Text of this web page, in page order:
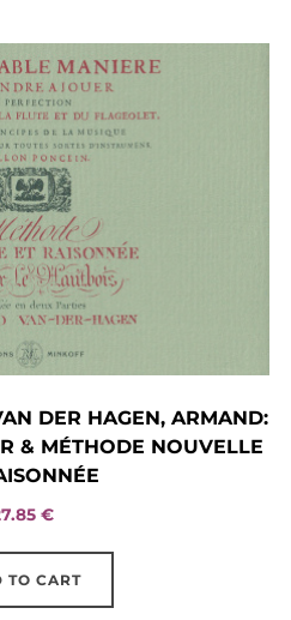
DER HAGEN, ARMAND:
& MÉTHODE NOUVELLE
€
TO CART